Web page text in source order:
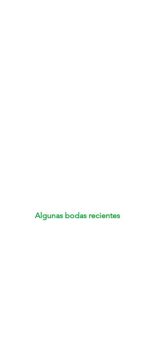
Algunas bodas recientes